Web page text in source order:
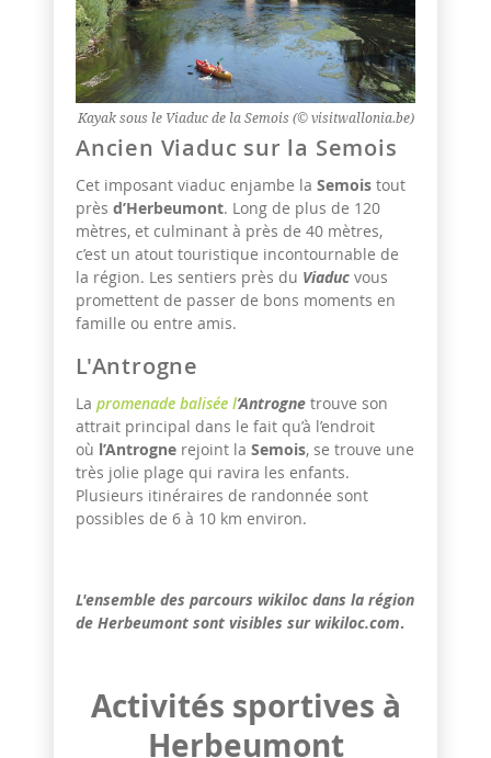
Kayak sous le Viaduc de la Semois (© visitwallonia.be)
Ancien Viaduc sur la Semois
Cet imposant viaduc enjambe la Semois tout
près d’Herbeumont. Long de plus de 120
mètres, et culminant à près de 40 mètres,
c’est un atout touristique incontournable de
la région. Les sentiers près du Viaduc vous
promettent de passer de bons moments en
famille ou entre amis.
L'Antrogne
La promenade balisée l’Antrogne trouve son
attrait principal dans le fait qu’à l’endroit
où l’Antrogne rejoint la Semois, se trouve une
très jolie plage qui ravira les enfants.
Plusieurs itinéraires de randonnée sont
possibles de 6 à 10 km environ.
L'ensemble des parcours wikiloc dans la région
de Herbeumont sont visibles sur wikiloc.com.
Activités sportives à
Herbeumont